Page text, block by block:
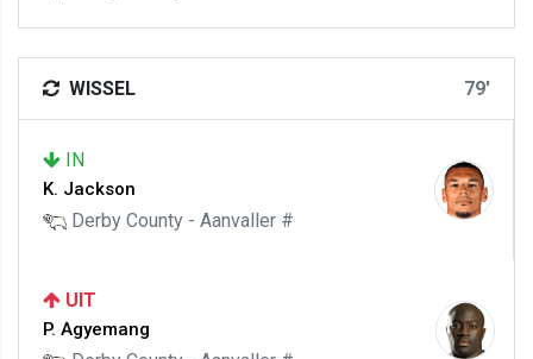
WISSEL 79'
IN
K. Jackson
Derby County - Aanvaller #
UIT
P. Agyemang